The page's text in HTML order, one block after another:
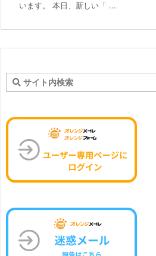
います。 本日、新しい「 ...